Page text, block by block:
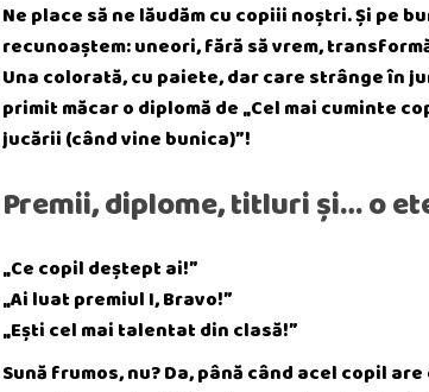
Ne place să ne lăudăm cu copiii noștri. Și pe
recunoaștem: uneori, fără să vrem,
Una colorată, cu paiete, dar care strânge în
primit măcar o diplomă de „Cel mai cuminte
jucării (când vine bunica)”!
Premii, diplome, titluri și… o
„Ce copil deștept ai!”
„Ai luat premiul I, Bravo!”
„Ești cel mai talentat din clasă!”
Sună frumos, nu? Da, până când acel copil